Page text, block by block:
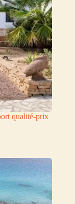
qualité-prix